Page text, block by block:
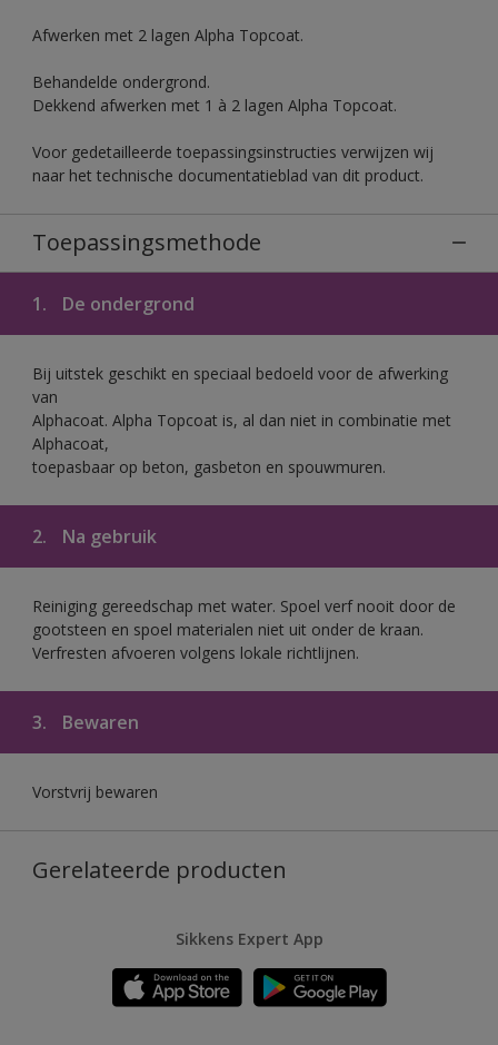
Afwerken met 2 lagen Alpha Topcoat.
Behandelde ondergrond.
Dekkend afwerken met 1 à 2 lagen Alpha Topcoat.
Voor gedetailleerde toepassingsinstructies verwijzen wij
naar het technische documentatieblad van dit product.
Toepassingsmethode
1. De ondergrond
Bij uitstek geschikt en speciaal bedoeld voor de afwerking
van
Alphacoat. Alpha Topcoat is, al dan niet in combinatie met
Alphacoat,
toepasbaar op beton, gasbeton en spouwmuren.
2. Na gebruik
Reiniging gereedschap met water. Spoel verf nooit door de
gootsteen en spoel materialen niet uit onder de kraan.
Verfresten afvoeren volgens lokale richtlijnen.
3. Bewaren
Vorstvrij bewaren
Gerelateerde producten
Sikkens Expert App